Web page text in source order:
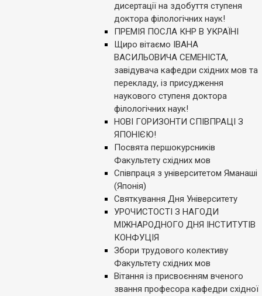
дисертації на здобуття ступеня
доктора філологічних наук!
ПРЕМІЯ ПОСЛА КНР В УКРАЇНІ
Щиро вітаємо ІВАНА
ВАСИЛЬОВИЧА СЕМЕНІСТА,
завідувача кафедри східних мов та
перекладу, із присудження
наукового ступеня доктора
філологічних наук!
НОВІ ГОРИЗОНТИ СПІВПРАЦІ З
ЯПОНІЄЮ!
Посвята першокурсників
Факультету східних мов
Співпраця з університетом Яманаші
(Японія)
Святкування Дня Університету
УРОЧИСТОСТІ З НАГОДИ
МІЖНАРОДНОГО ДНЯ ІНСТИТУТІВ
КОНФУЦІЯ
Збори трудового колективу
Факультету cхідних мов
Вітання із присвоєнням вченого
звання професора кафедри східної